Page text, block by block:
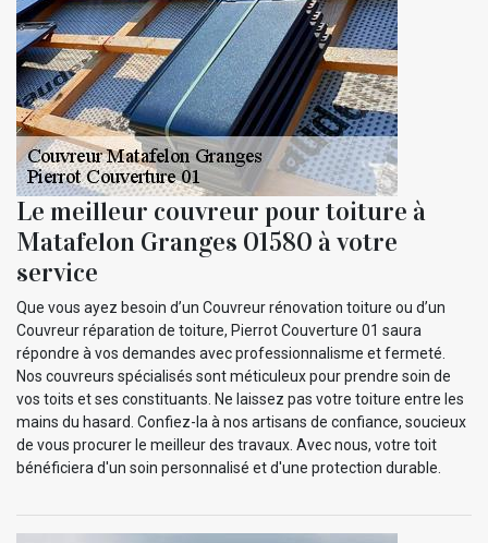
Le meilleur couvreur pour toiture à
Matafelon Granges 01580 à votre
service
Que vous ayez besoin d’un Couvreur rénovation toiture ou d’un
Couvreur réparation de toiture, Pierrot Couverture 01 saura
répondre à vos demandes avec professionnalisme et fermeté.
Nos couvreurs spécialisés sont méticuleux pour prendre soin de
vos toits et ses constituants. Ne laissez pas votre toiture entre les
mains du hasard. Confiez-la à nos artisans de confiance, soucieux
de vous procurer le meilleur des travaux. Avec nous, votre toit
bénéficiera d'un soin personnalisé et d'une protection durable.